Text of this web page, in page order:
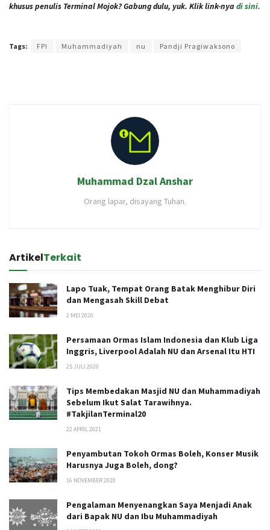
khusus penulis Terminal Mojok? Gabung dulu, yuk. Klik link-nyadi sini.
Tags: FPI Muhammadiyah nu Pandji Pragiwaksono
Muhammad Dzal Anshar
Orang lapar, disayang Tuhan.
ArtikelTerkait
Lapo Tuak, Tempat Orang Batak Menghibur Diri
dan Mengasah Skill Debat
2 MEI 2020
Persamaan Ormas Islam Indonesia dan Klub Liga
Inggris, Liverpool Adalah NU dan Arsenal Itu HTI
25 JULI 2020
Tips Membedakan Masjid NU dan Muhammadiyah
Sebelum Ikut Salat Tarawihnya.
#TakjilanTerminal20
22 APRIL 2021
Penyambutan Tokoh Ormas Boleh, Konser Musik
Harusnya Juga Boleh, dong?
16 NOVEMBER 2020
Pengalaman Menyenangkan Saya Menjadi Anak
dari Bapak NU dan Ibu Muhammadiyah